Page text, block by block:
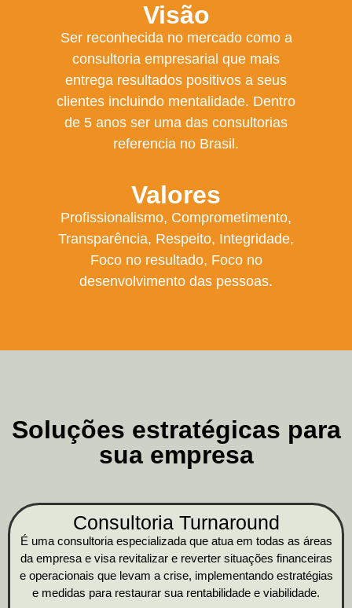
Visão
Ser reconhecida no mercado como a
consultoria empresarial que mais
entrega resultados positivos a seus
clientes incluindo mentalidade. Dentro
de 5 anos ser uma das consultorias
referencia no Brasil.
Valores
Profissionalismo, Comprometimento,
Transparência, Respeito, Integridade,
Foco no resultado, Foco no
desenvolvimento das pessoas.
Soluções estratégicas para
sua empresa
Consultoria Turnaround
É uma consultoria especializada que atua em todas as áreas
da empresa e visa revitalizar e reverter situações financeiras
e operacionais que levam a crise, implementando estratégias
e medidas para restaurar sua rentabilidade e viabilidade.